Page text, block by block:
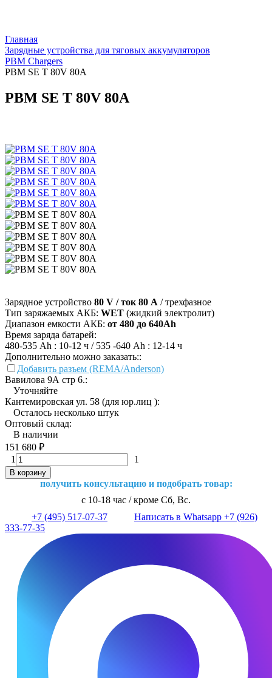
Главная
Зарядные устройства для тяговых аккумуляторов
PBM Chargers
PBM SE T 80V 80A
PBM SE T 80V 80A
Зарядное устройство 80 V / ток 80 А / трехфазное
Тип заряжаемых АКБ: WET (жидкий электролит)
Диапазон емкости АКБ: от 480 до 640Ah
Время заряда батарей:
480-535 Ah : 10-12 ч / 535 -640 Ah : 12-14 ч
Дополнительно можно заказать::
Добавить разъем (REMA/Anderson)
Вавилова 9А стр 6.:
Уточняйте
Кантемировская ул. 58 (для юр.лиц ):
Осталось несколько штук
Оптовый склад:
В наличии
151 680 ₽
1
1
В корзину
получить консультацию и подобрать товар:
с 10-18 час / кроме Сб, Вс.
+7 (495) 517-07-37
Написать в Whatsapp +7 (926)
333-77-35